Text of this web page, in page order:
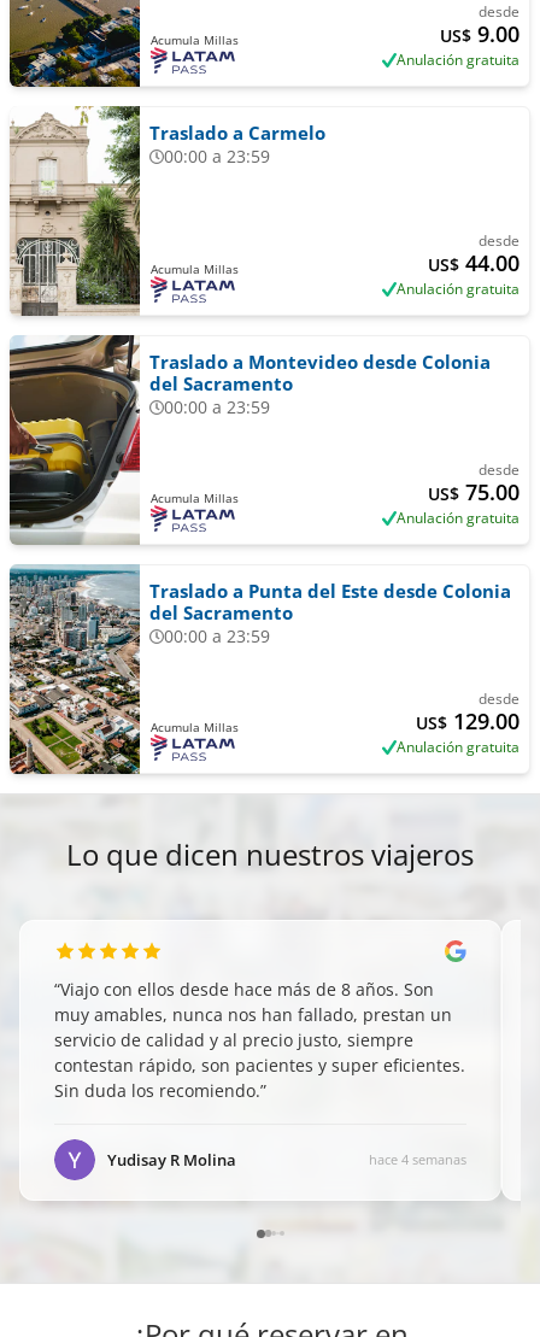
desde
US$ 9.00
Anulación gratuita
Acumula Millas
Traslado a Carmelo
00:00 a 23:59
desde
US$ 44.00
Anulación gratuita
Acumula Millas
Traslado a Montevideo desde Colonia
del Sacramento
00:00 a 23:59
desde
US$ 75.00
Anulación gratuita
Acumula Millas
Traslado a Punta del Este desde Colonia
del Sacramento
00:00 a 23:59
desde
US$ 129.00
Anulación gratuita
Acumula Millas
Lo que dicen nuestros viajeros
“Viajo con ellos desde hace más de 8 años. Son
muy amables, nunca nos han fallado, prestan un
servicio de calidad y al precio justo, siempre
contestan rápido, son pacientes y super eficientes.
Sin duda los recomiendo.”
Yudisay R Molina hace 4 semanas